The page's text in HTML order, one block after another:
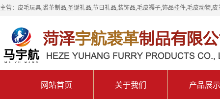
主营：皮毛玩具,裘革制品,圣诞礼品,节日礼品,装饰品,毛皮褥子,饰品挂件,毛皮动物,
网站首页 关于我们 产品展示